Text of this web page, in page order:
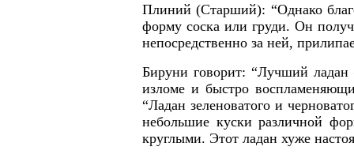
Плиний (Старший): “Однако
форму соска или груди. Он
непосредственно за ней,
Бируни говорит: “Лучший
изломе и быстро
“Ладан зеленоватого и
небольшие куски различной
круглыми. Этот ладан хуже